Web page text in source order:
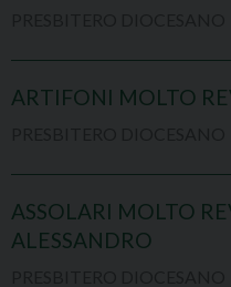
ARTIFONI MOLTO
ASSOLARI MOLTO
ALESSANDRO